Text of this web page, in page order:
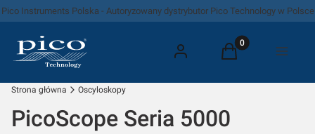
Pico Instruments Polska - Autoryzowany dystrybutor Pico Technology w Polsce
Zaloguj się Produkty w
Koszyk Menu
Strona główna Oscyloskopy
PicoScope Seria 5000